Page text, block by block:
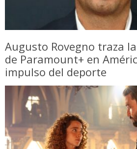
Augusto Rovegno traza
de Paramount+ en
impulso del deporte